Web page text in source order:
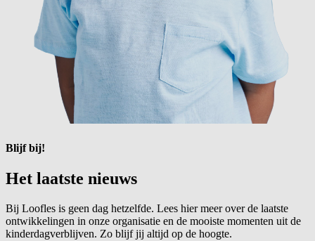
Blijf bij!
Het laatste nieuws
Bij Loofles is geen dag hetzelfde. Lees hier meer over de laatste
ontwikkelingen in onze organisatie en de mooiste momenten uit de
kinderdagverblijven. Zo blijf jij altijd op de hoogte.